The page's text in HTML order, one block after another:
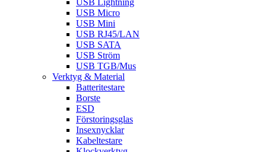
USB Lightning
USB Micro
USB Mini
USB RJ45/LAN
USB SATA
USB Ström
USB TGB/Mus
Verktyg & Material
Batteritestare
Borste
ESD
Förstoringsglas
Insexnycklar
Kabeltestare